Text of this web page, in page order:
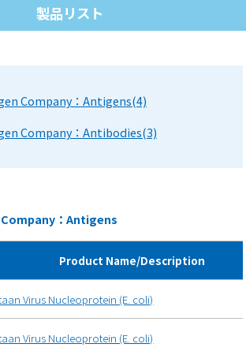
製品リスト
Company：Antigens(4)
Company：Antibodies(3)
：Antigens
Product Name/Description
Virus Nucleoprotein (E. coli)
Virus Nucleoprotein (E. coli)